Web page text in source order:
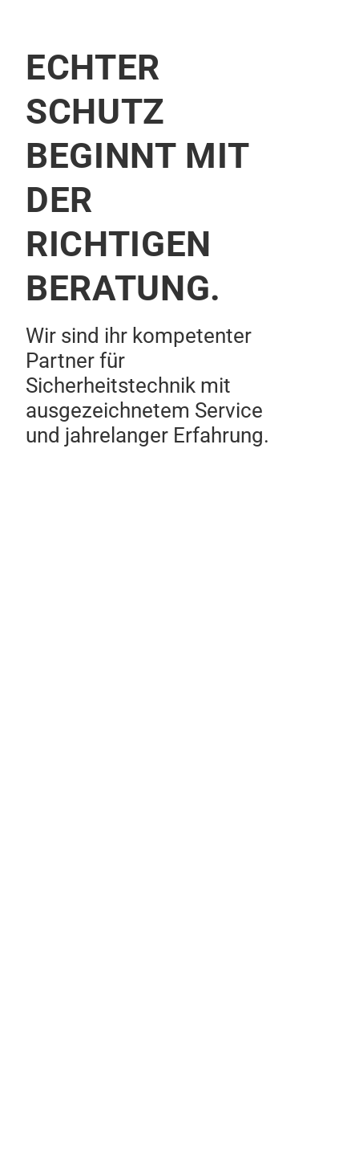
ECHTER
SCHUTZ
BEGINNT MIT
DER
RICHTIGEN
BERATUNG.
Wir sind ihr kompetenter
Partner für
Sicherheitstechnik mit
ausgezeichnetem Service
und jahrelanger Erfahrung.